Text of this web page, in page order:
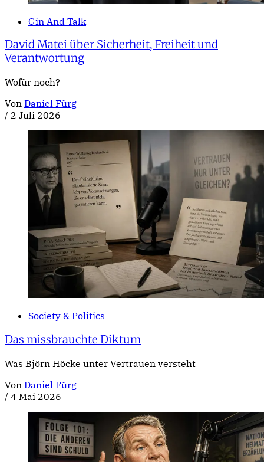
Gin And Talk
David Matei über Sicherheit, Freiheit und
Verantwortung
Wofür noch?
Von Daniel Fürg
/ 2 Juli 2026
Society & Politics
Das missbrauchte Diktum
Was Björn Höcke unter Vertrauen versteht
Von Daniel Fürg
/ 4 Mai 2026